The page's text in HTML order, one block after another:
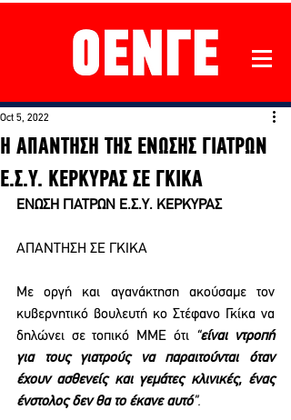
Η ΑΠΑΝΤΗΣΗ ΤΗΣ ΕΝΩΣΗΣ ΓΙΑΤΡΩΝ
Ε.Σ.Υ. ΚΕΡΚΥΡΑΣ ΣΕ ΓΚΙΚΑ
Oct 5, 2022
ΕΝΩΣΗ ΓΙΑΤΡΩΝ Ε.Σ.Υ. ΚΕΡΚΥΡΑΣ
ΑΠΑΝΤΗΣΗ ΣΕ ΓΚΙΚΑ
Με οργή και αγανάκτηση ακούσαμε τον
κυβερνητικό βουλευτή κο Στέφανο Γκίκα να
δηλώνει σε τοπικό ΜΜΕ ότι “είναι ντροπή
για τους γιατρούς να παραιτούνται όταν
έχουν ασθενείς και γεμάτες κλινικές, ένας
ένστολος δεν θα το έκανε αυτό”.